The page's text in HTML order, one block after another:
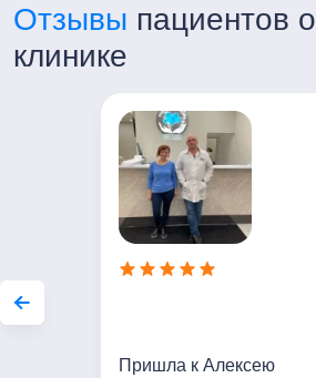
Отзывы пациентов
клинике
Пришла к Алексею